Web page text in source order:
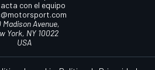
con el equipo
Madison Avenue,
York, NY 10022
USA